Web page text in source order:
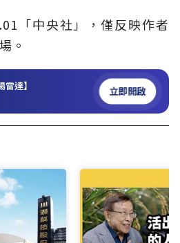
「中央社」，僅反映作者
。
達】 立即開啟